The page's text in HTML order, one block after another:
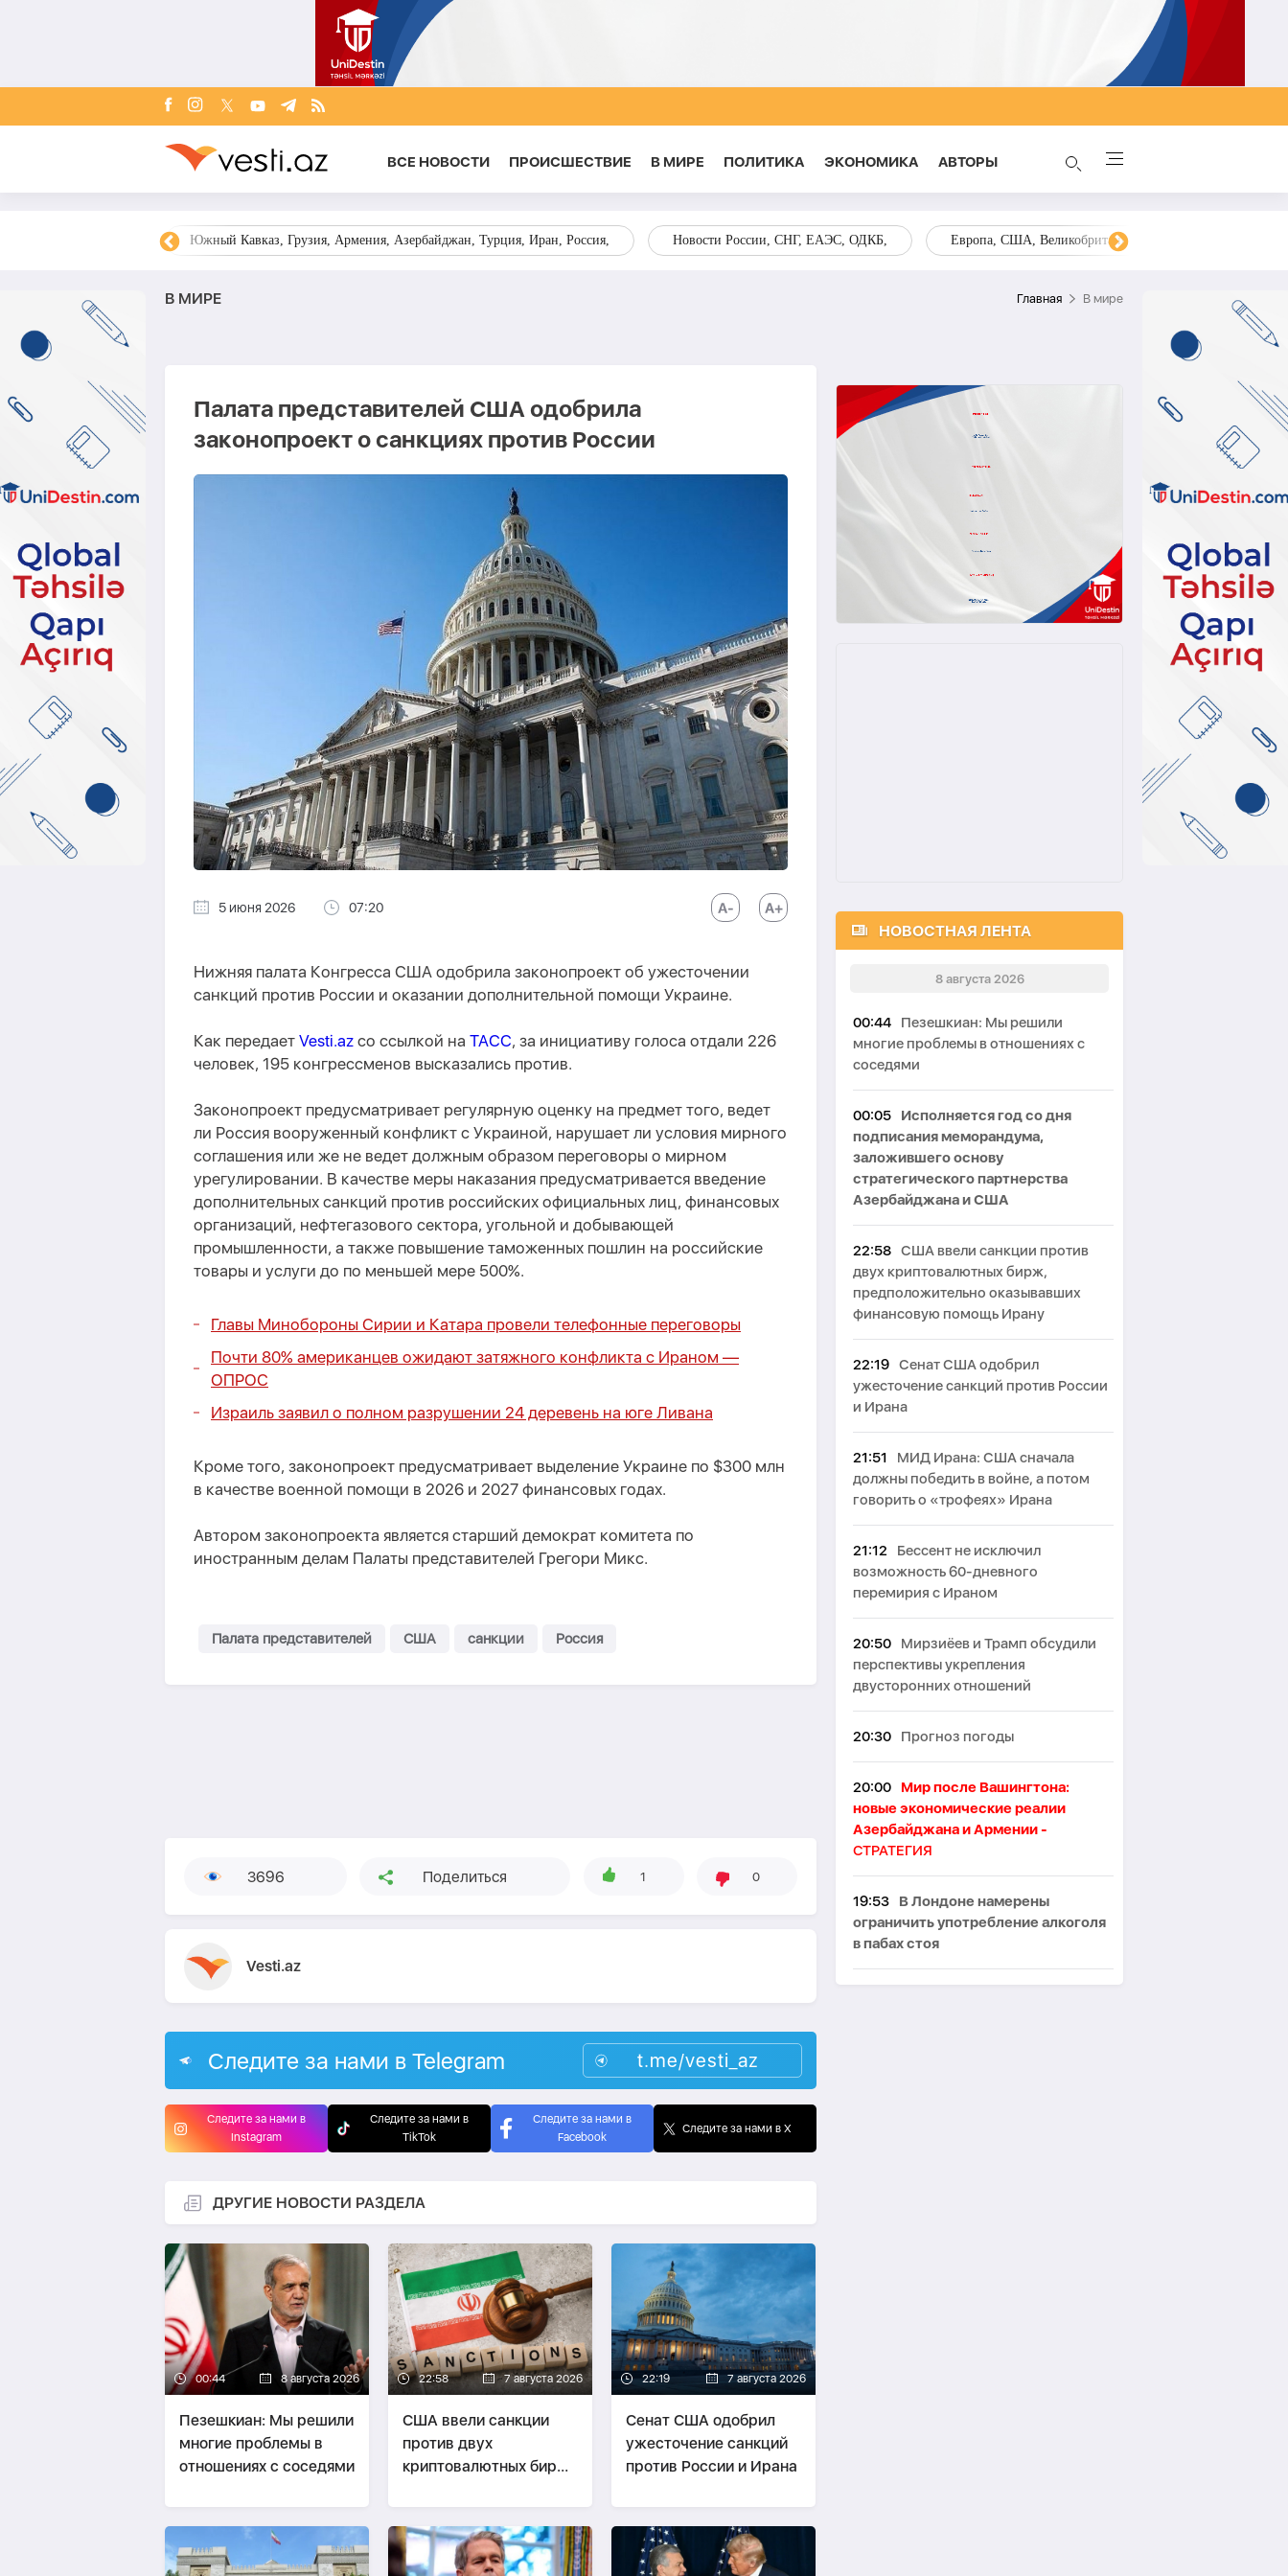
ВСЕ НОВОСТИ ПРОИСШЕСТВИЕ В МИРЕ ПОЛИТИКА ЭКОНОМИКА AВТОРЫ
Южный Кавказ, Грузия, Армения, Азербайджан, Турция, Иран, Россия, Новости России, СНГ, ЕАЭС, ОДКБ, Европа, США, Великобритания, Украина, Запад,
В МИРЕ Главная В мире
Палата представителей США одобрила
законопроект о санкциях против России
5 июня 2026 07:20
Нижняя палата Конгресса США одобрила законопроект об ужесточении
санкций против России и оказании дополнительной помощи Украине.
Как передает Vesti.az со ссылкой на ТАСС, за инициативу голоса отдали 226
человек, 195 конгрессменов высказались против.
Законопроект предусматривает регулярную оценку на предмет того, ведет
ли Россия вооруженный конфликт с Украиной, нарушает ли условия мирного
соглашения или же не ведет должным образом переговоры о мирном
урегулировании. В качестве меры наказания предусматривается введение
дополнительных санкций против российских официальных лиц, финансовых
организаций, нефтегазового сектора, угольной и добывающей
промышленности, а также повышение таможенных пошлин на российские
товары и услуги до по меньшей мере 500%.
Главы Минобороны Сирии и Катара провели телефонные переговоры
Почти 80% американцев ожидают затяжного конфликта с Ираном —
ОПРОС
Израиль заявил о полном разрушении 24 деревень на юге Ливана
Кроме того, законопроект предусматривает выделение Украине по $300 млн
в качестве военной помощи в 2026 и 2027 финансовых годах.
Автором законопроекта является старший демократ комитета по
иностранным делам Палаты представителей Грегори Микс.
Палата представителей США санкции Россия
3696 Поделиться 1 0
Vesti.az
Следите за нами в Telegram t.me/vesti_az
Следите за нами в
Instagram
Следите за нами в
TikTok
Следите за нами в
Facebook
Следите за нами в X
ДРУГИЕ НОВОСТИ РАЗДЕЛА
00:44 8 августа 2026
Пезешкиан: Мы решили
многие проблемы в
отношениях с соседями
22:58 7 августа 2026
США ввели санкции
против двух
криптовалютных бирж,
оказывавших
финансовую помощь
Ирану
22:19 7 августа 2026
Сенат США одобрил
ужесточение санкций
против России и Ирана
НОВОСТНАЯ ЛЕНТА
8 августа 2026
00:44
Пезешкиан: Мы решили
многие проблемы в отношениях с
соседями
00:05
Исполняется год со дня
подписания меморандума,
заложившего основу
стратегического партнерства
Азербайджана и США
22:58 США ввели санкции против
двух криптовалютных бирж,
предположительно оказывавших
финансовую помощь Ирану
22:19 Сенат США одобрил
ужесточение санкций против России
и Ирана
21:51
МИД Ирана: США сначала
должны победить в войне, а потом
говорить о «трофеях» Ирана
21:12
Бессент не исключил
возможность 60-дневного
перемирия с Ираном
20:50
Мирзиёев и Трамп обсудили
перспективы укрепления
двусторонних отношений
20:30 Прогноз погоды
20:00
Мир после Вашингтона:
новые экономические реалии
Азербайджана и Армении -
СТРАТЕГИЯ
19:53
В Лондоне намерены
ограничить употребление алкоголя
в пабах стоя